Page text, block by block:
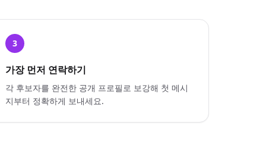
3
가장 먼저 연락하기
각 후보자를 완전한 공개 프로필로 보강해 첫 메시
지부터 정확하게 보내세요.